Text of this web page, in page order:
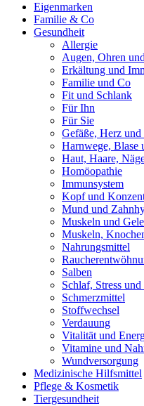
Eigenmarken
Familie & Co
Gesundheit
Allergie
Augen, Ohren
Erkältung und
Familie und Co
Fit und Schlank
Für Ihn
Für Sie
Gefäße, Herz
Harnwege, Blase
Haut, Haare,
Homöopathie
Immunsystem
Kopf und
Mund und
Muskeln und
Muskeln,
Nahrungsmittel
Salben
Schlaf, Stress
Schmerzmittel
Stoffwechsel
Verdauung
Vitalität und
Vitamine und
Wundversorgung
Medizinische Hilfsmittel
Pflege & Kosmetik
Tiergesundheit